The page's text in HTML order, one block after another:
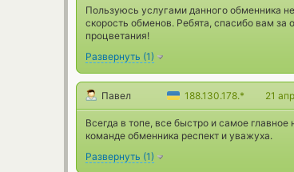
Пользуюсь услугами данного обменника
скорость обменов. Ребята, спасибо вам за
процветания!
Развернуть (1)
Павел 188.130.178.* 21
Всегда в топе, все быстро и самое
команде обменника респект и уважуха.
Развернуть (1)